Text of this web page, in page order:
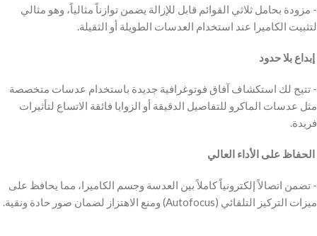
‫- مزودة بحامل ثلاثي القوائم قابل للإزالة يضمن توازناً مثالياً، وهو مثالي
لتثبيت الكاميرا عند استخدام العدسات الطويلة أو الثقيلة.
‫ إبداع بلا حدود
‫- تتيح لك استكشاف آفاق فوتوغرافية جديدة باستخدام عدسات متخصصة
مثل عدسات الماكرو للتفاصيل الدقيقة أو الزوايا فائقة الاتساع لتأثيرات
فريدة.
‫ الحفاظ على الأداء العالي
‫- تضمن اتصالاً إلكترونياً كاملاً بين العدسة وجسم الكاميرا، مما يحافظ على
ميزات التركيز التلقائي (Autofocus) ومنع الاهتزاز لضمان صور حادة ونقية.